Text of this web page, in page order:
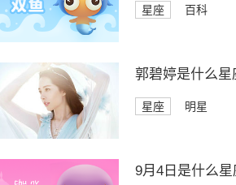
星座 百科
郭碧婷是什么星
星座 明星
9月4日是什么星